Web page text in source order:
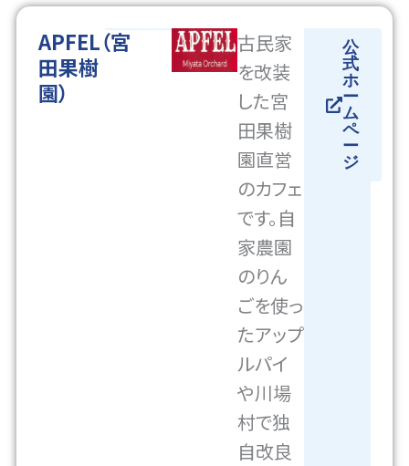
APFEL（宮
田果樹
園）
古民家
を改装
した宮
田果樹
園直営
のカフェ
です。自
家農園
のりん
ごを使っ
たアップ
ルパイ
や川場
村で独
自改良
公
式
ホ
ー
ム
ペ
ー
ジ